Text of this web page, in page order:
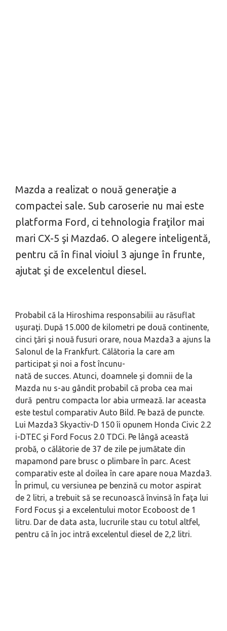
Mazda a realizat o nouă generaţie a
compactei sale. Sub caroserie nu mai este
platforma Ford, ci tehnologia fraţilor mai
mari CX-5 şi Mazda6. O alegere inteligentă,
pentru că în final vioiul 3 ajunge în frunte,
ajutat şi de excelentul diesel.
Probabil că la Hiroshima responsabilii au răsuflat
uşuraţi. După 15.000 de kilometri pe două continente,
cinci ţări şi nouă fusuri orare, noua Mazda3 a ajuns la
Salonul de la Frankfurt. Călătoria la care am
participat şi noi a fost încunu-
nată de succes. Atunci, doamnele şi domnii de la
Mazda nu s-au gândit probabil că proba cea mai
dură pentru compacta lor abia urmează. Iar aceasta
este testul comparativ Auto Bild. Pe bază de puncte.
Lui Mazda3 Skyactiv-D 150 îi opunem Honda Civic 2.2
i-DTEC şi Ford Focus 2.0 TDCi. Pe lângă această
probă, o călătorie de 37 de zile pe jumătate din
mapamond pare brusc o plimbare în parc. Acest
comparativ este al doilea în care apare noua Mazda3.
În primul, cu versiunea pe benzină cu motor aspirat
de 2 litri, a trebuit să se recunoască învinsă în faţa lui
Ford Focus şi a excelentului motor Ecoboost de 1
litru. Dar de data asta, lucrurile stau cu totul altfel,
pentru că în joc intră excelentul diesel de 2,2 litri.